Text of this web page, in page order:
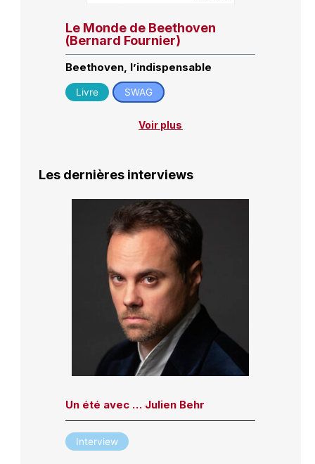
Le Monde de Beethoven
(Bernard Fournier)
Beethoven, l’indispensable
Livre SWAG
Voir plus
Les dernières interviews
Un été avec … Julien Behr
Interview